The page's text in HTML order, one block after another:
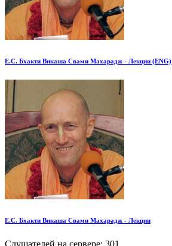
Е.С. Бхакти Викаша Свами Махарадж - Лекции (ENG)
Е.С. Бхакти Викаша Свами Махарадж - Лекции
Слушателей на сервере: 301